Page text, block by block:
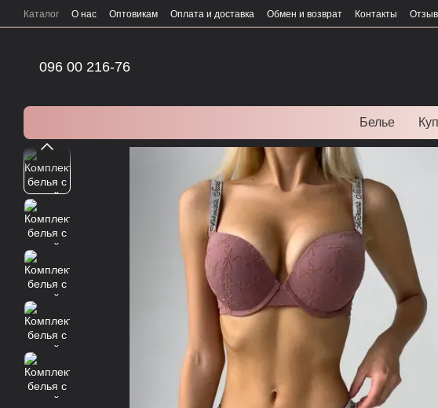
Перейти к основному контенту
Каталог О нас Оптовикам Оплата и доставка Обмен и возврат Контакты
096 00 216-76
Белье